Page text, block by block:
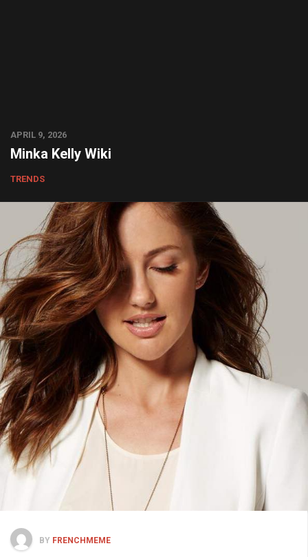
APRIL 9, 2026
Minka Kelly Wiki
TRENDS
BY FRENCHMEME